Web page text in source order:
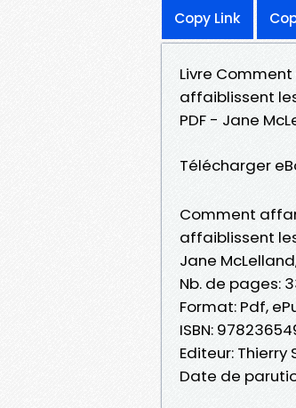
Copy Link
Livre
affaiblissent
PDF - Jane
Télécharger
Comment
affaiblissent
Jane
Nb. de pages:
Format: Pdf,
ISBN:
Editeur: Thierry
Date de